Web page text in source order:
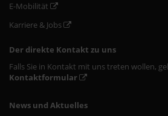
E-Mobilität
Karriere & Jobs
Der direkte Kontakt zu uns
Falls Sie in Kontakt mit uns treten wollen,
Kontaktformular
News und Aktuelles